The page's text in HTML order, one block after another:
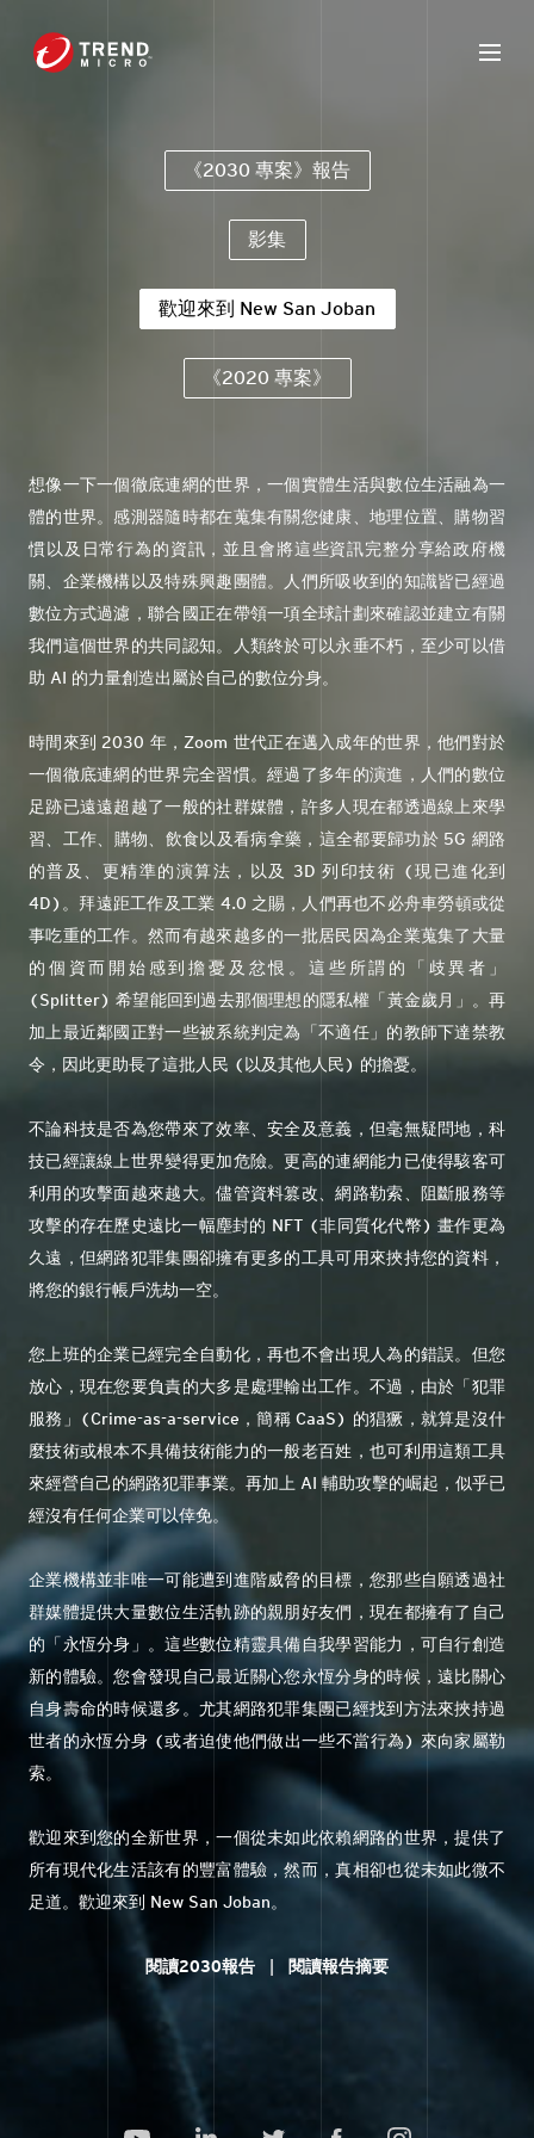
《2030 專案》報告
影集
歡迎來到 New San Joban
《2020 專案》
想像一下一個徹底連網的世界，一個實體生活與數位生活融為一
體的世界。感測器隨時都在蒐集有關您健康、地理位置、購物習
慣以及日常行為的資訊，並且會將這些資訊完整分享給政府機
關、企業機構以及特殊興趣團體。人們所吸收到的知識皆已經過
數位方式過濾，聯合國正在帶領一項全球計劃來確認並建立有關
我們這個世界的共同認知。人類終於可以永垂不朽，至少可以借
助 AI 的力量創造出屬於自己的數位分身。
時間來到 2030 年，Zoom 世代正在邁入成年的世界，他們對於
一個徹底連網的世界完全習慣。經過了多年的演進，人們的數位
足跡已遠遠超越了一般的社群媒體，許多人現在都透過線上來學
習、工作、購物、飲食以及看病拿藥，這全都要歸功於 5G 網路
的普及、更精準的演算法，以及 3D 列印技術 (現已進化到
4D)。拜遠距工作及工業 4.0 之賜，人們再也不必舟車勞頓或從
事吃重的工作。然而有越來越多的一批居民因為企業蒐集了大量
的個資而開始感到擔憂及忿恨。這些所謂的「歧異者」
(Splitter) 希望能回到過去那個理想的隱私權「黃金歲月」。再
加上最近鄰國正對一些被系統判定為「不適任」的教師下達禁教
令，因此更助長了這批人民 (以及其他人民) 的擔憂。
不論科技是否為您帶來了效率、安全及意義，但毫無疑問地，科
技已經讓線上世界變得更加危險。更高的連網能力已使得駭客可
利用的攻擊面越來越大。儘管資料篡改、網路勒索、阻斷服務等
攻擊的存在歷史遠比一幅塵封的 NFT (非同質化代幣) 畫作更為
久遠，但網路犯罪集團卻擁有更多的工具可用來挾持您的資料，
將您的銀行帳戶洗劫一空。
您上班的企業已經完全自動化，再也不會出現人為的錯誤。但您
放心，現在您要負責的大多是處理輸出工作。不過，由於「犯罪
服務」(Crime-as-a-service，簡稱 CaaS) 的猖獗，就算是沒什
麼技術或根本不具備技術能力的一般老百姓，也可利用這類工具
來經營自己的網路犯罪事業。再加上 AI 輔助攻擊的崛起，似乎已
經沒有任何企業可以倖免。
企業機構並非唯一可能遭到進階威脅的目標，您那些自願透過社
群媒體提供大量數位生活軌跡的親朋好友們，現在都擁有了自己
的「永恆分身」。這些數位精靈具備自我學習能力，可自行創造
新的體驗。您會發現自己最近關心您永恆分身的時候，遠比關心
自身壽命的時候還多。尤其網路犯罪集團已經找到方法來挾持過
世者的永恆分身 (或者迫使他們做出一些不當行為) 來向家屬勒
索。
歡迎來到您的全新世界，一個從未如此依賴網路的世界，提供了
所有現代化生活該有的豐富體驗，然而，真相卻也從未如此微不
足道。歡迎來到 New San Joban。
閱讀2030報告 閱讀報告摘要